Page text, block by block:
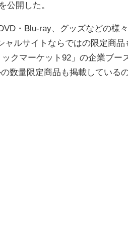
公開した。
・Blu-ray、グッズなどの様
ルサイトならではの限定商品
クマーケット92」の企業ブー
数量限定商品も掲載している